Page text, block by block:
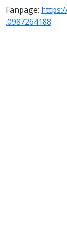
Fanpage:
.0987264188